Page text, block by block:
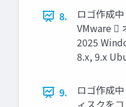
8.
ロゴ作成
VMware 
2025
8.x, 9.x
9.
ロゴ作成